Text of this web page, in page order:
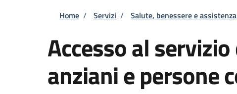
Briciole di pane
Home / Servizi / Salute, benessere e assistenza
Accesso al
anziani e persone